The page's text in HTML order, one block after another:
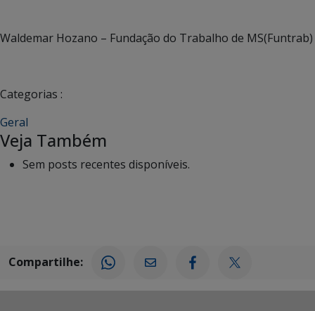
Waldemar Hozano – Fundação do Trabalho de MS(Funtrab)
Categorias :
Geral
Veja Também
Sem posts recentes disponíveis.
Compartilhe: